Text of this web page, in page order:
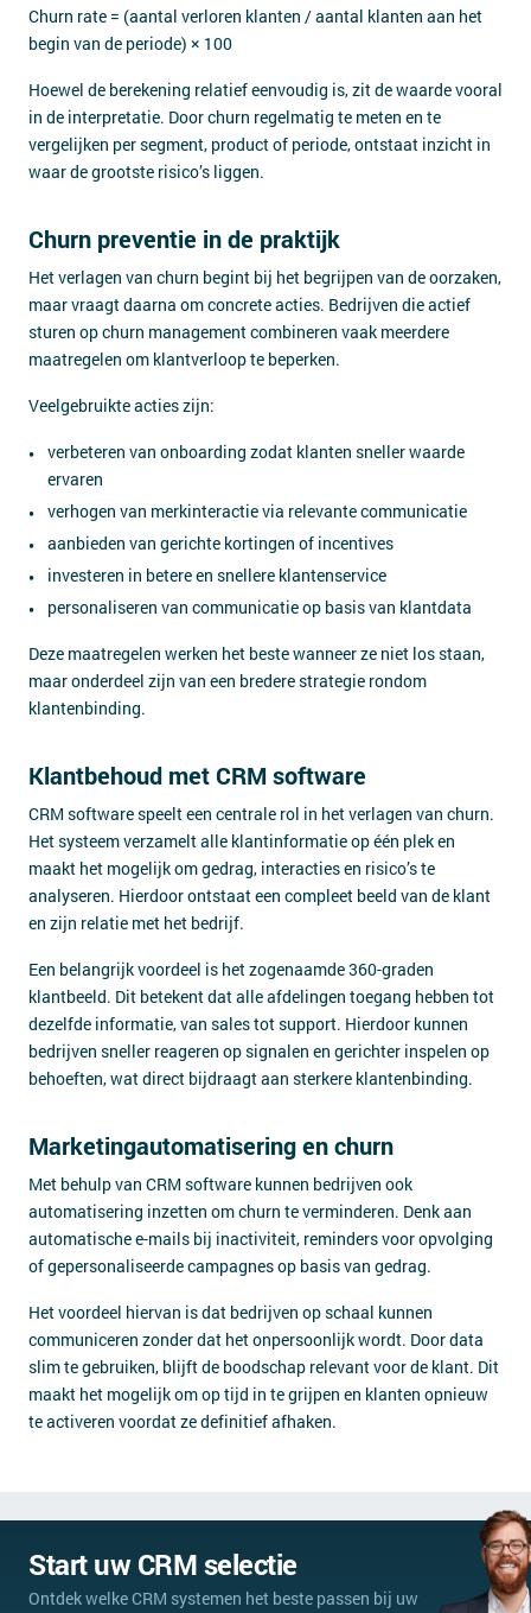
Churn rate = (aantal verloren klanten / aantal klanten aan het
begin van de periode) × 100
Hoewel de berekening relatief eenvoudig is, zit de waarde vooral
in de interpretatie. Door churn regelmatig te meten en te
vergelijken per segment, product of periode, ontstaat inzicht in
waar de grootste risico’s liggen.
Churn preventie in de praktijk
Het verlagen van churn begint bij het begrijpen van de oorzaken,
maar vraagt daarna om concrete acties. Bedrijven die actief
sturen op churn management combineren vaak meerdere
maatregelen om klantverloop te beperken.
Veelgebruikte acties zijn:
verbeteren van onboarding zodat klanten sneller waarde
ervaren
verhogen van merkinteractie via relevante communicatie
aanbieden van gerichte kortingen of incentives
investeren in betere en snellere klantenservice
personaliseren van communicatie op basis van klantdata
Deze maatregelen werken het beste wanneer ze niet los staan,
maar onderdeel zijn van een bredere strategie rondom
klantenbinding.
Klantbehoud met CRM software
CRM software speelt een centrale rol in het verlagen van churn.
Het systeem verzamelt alle klantinformatie op één plek en
maakt het mogelijk om gedrag, interacties en risico’s te
analyseren. Hierdoor ontstaat een compleet beeld van de klant
en zijn relatie met het bedrijf.
Een belangrijk voordeel is het zogenaamde 360-graden
klantbeeld. Dit betekent dat alle afdelingen toegang hebben tot
dezelfde informatie, van sales tot support. Hierdoor kunnen
bedrijven sneller reageren op signalen en gerichter inspelen op
behoeften, wat direct bijdraagt aan sterkere klantenbinding.
Marketingautomatisering en churn
Met behulp van CRM software kunnen bedrijven ook
automatisering inzetten om churn te verminderen. Denk aan
automatische e-mails bij inactiviteit, reminders voor opvolging
of gepersonaliseerde campagnes op basis van gedrag.
Het voordeel hiervan is dat bedrijven op schaal kunnen
communiceren zonder dat het onpersoonlijk wordt. Door data
slim te gebruiken, blijft de boodschap relevant voor de klant. Dit
maakt het mogelijk om op tijd in te grijpen en klanten opnieuw
te activeren voordat ze definitief afhaken.
Start uw CRM selectie
Ontdek welke CRM systemen het beste passen bij uw